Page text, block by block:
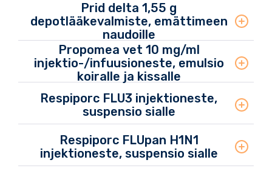
Prid delta 1,55 g
depotlääkevalmiste, emättimeen
naudoille
Propomea vet 10 mg/ml
injektio-/infuusioneste, emulsio
koiralle ja kissalle
Respiporc FLU3 injektioneste,
suspensio sialle
Respiporc FLUpan H1N1
injektioneste, suspensio sialle